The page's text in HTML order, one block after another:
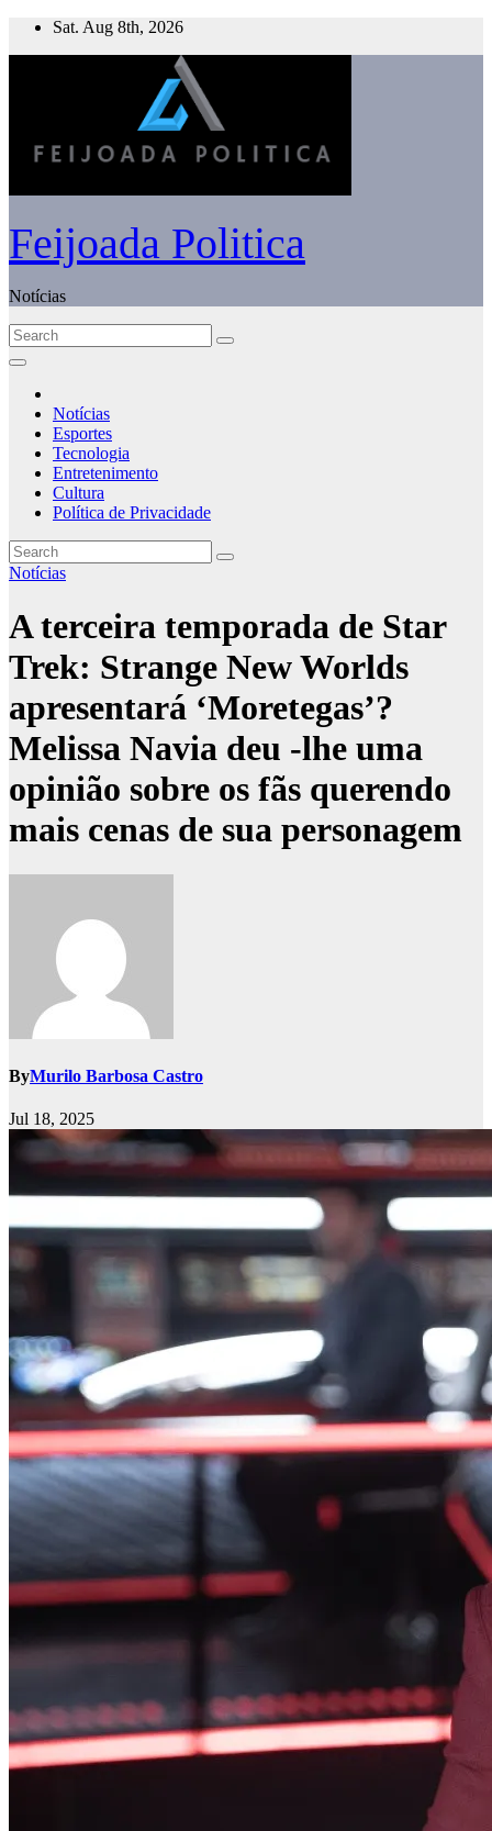
Skip
Sat. Aug 8th, 2026
Feijoada Politica
Notícias
Notícias
Esportes
Tecnologia
Entretenimento
Cultura
Política de Privacidade
Notícias
A terceira temporada de Star
Trek: Strange New Worlds
apresentará ‘Moretegas’?
Melissa Navia deu -lhe uma
opinião sobre os fãs querendo
mais cenas de sua personagem
ByMurilo Barbosa Castro
Jul 18, 2025